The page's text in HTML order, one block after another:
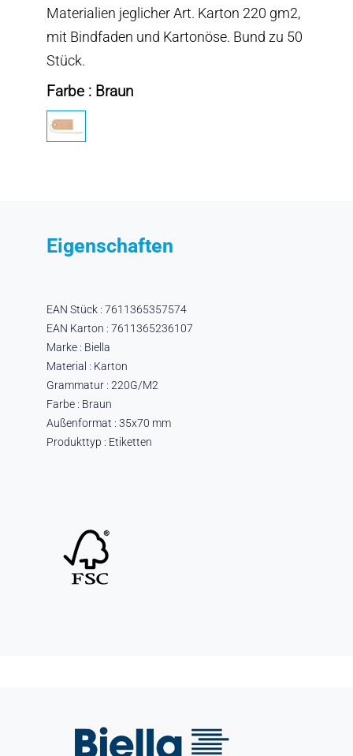
Materialien jeglicher Art. Karton 220 gm2,
mit Bindfaden und Kartonöse. Bund zu 50
Stück.
Farbe : Braun
Eigenschaften
EAN Stück : 7611365357574
EAN Karton : 7611365236107
Marke : Biella
Material : Karton
Grammatur : 220G/M2
Farbe : Braun
Außenformat : 35x70 mm
Produkttyp : Etiketten